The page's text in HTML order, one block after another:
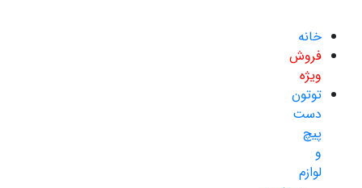
خانه
فروش
ویژه
توتون
دست
پیچ
و
لوازم